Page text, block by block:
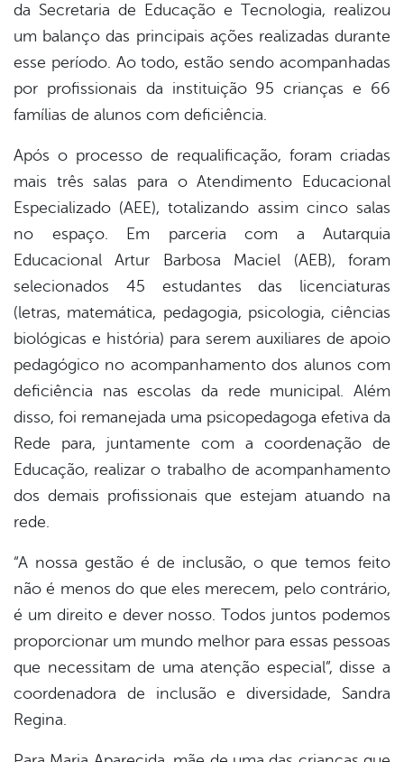
da Secretaria de Educação e Tecnologia, realizou
um balanço das principais ações realizadas durante
esse período. Ao todo, estão sendo acompanhadas
por profissionais da instituição 95 crianças e 66
famílias de alunos com deficiência.
Após o processo de requalificação, foram criadas
mais três salas para o Atendimento Educacional
Especializado (AEE), totalizando assim cinco salas
no espaço. Em parceria com a Autarquia
Educacional Artur Barbosa Maciel (AEB), foram
selecionados 45 estudantes das licenciaturas
(letras, matemática, pedagogia, psicologia, ciências
biológicas e história) para serem auxiliares de apoio
pedagógico no acompanhamento dos alunos com
deficiência nas escolas da rede municipal. Além
disso, foi remanejada uma psicopedagoga efetiva da
Rede para, juntamente com a coordenação de
Educação, realizar o trabalho de acompanhamento
dos demais profissionais que estejam atuando na
rede.
“A nossa gestão é de inclusão, o que temos feito
não é menos do que eles merecem, pelo contrário,
é um direito e dever nosso. Todos juntos podemos
proporcionar um mundo melhor para essas pessoas
que necessitam de uma atenção especial”, disse a
coordenadora de inclusão e diversidade, Sandra
Regina.